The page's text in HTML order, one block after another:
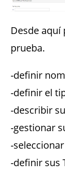
Desde aquí
prueba.
-definir
-definir el
-describir
-gestionar
-
-definir sus